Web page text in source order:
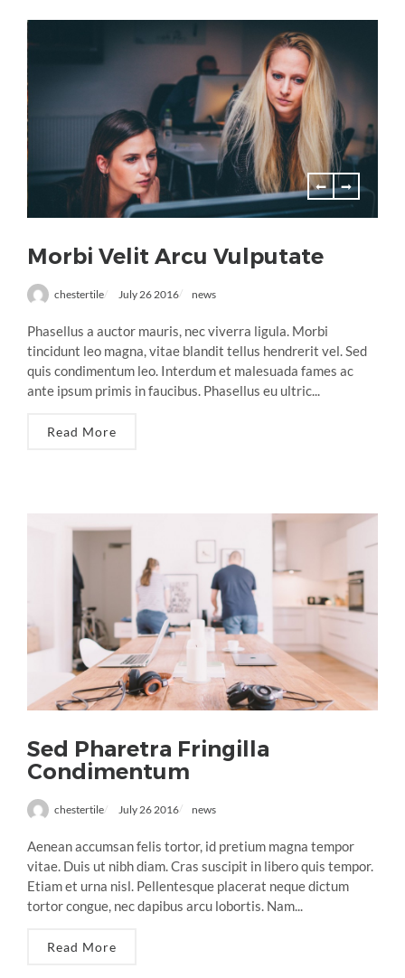
Morbi Velit Arcu Vulputate
chestertile July 26 2016 news
Phasellus a auctor mauris, nec viverra ligula. Morbi
tincidunt leo magna, vitae blandit tellus hendrerit vel. Sed
quis condimentum leo. Interdum et malesuada fames ac
ante ipsum primis in faucibus. Phasellus eu ultric...
Read More
Sed Pharetra Fringilla
Condimentum
chestertile July 26 2016 news
Aenean accumsan felis tortor, id pretium magna tempor
vitae. Duis ut nibh diam. Cras suscipit in libero quis tempor.
Etiam et urna nisl. Pellentesque placerat neque dictum
tortor congue, nec dapibus arcu lobortis. Nam...
Read More